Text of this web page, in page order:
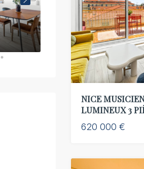
NICE
LUMINEUX 3
M² – AU
620 000 €
750 000 €
06200, Nice, FR